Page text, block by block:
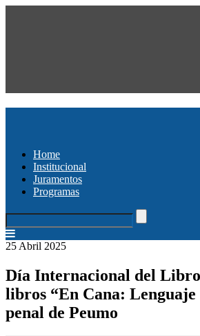
Home
Institucional
Juramentos
Programas
25 Abril 2025
Día Internacional del
libros “En Cana: Lenguaje
penal de Peumo